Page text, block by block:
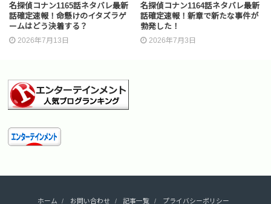
名探偵コナン1165話ネタバレ最新
話確定速報！命懸けのイタズラゲ
ームはどう決着する？
2026年7月13日
名探偵コナン1164話ネタバレ最新
話確定速報！新章で新たな事件が
勃発した！
2026年7月3日
ホーム お問い合わせ 記事一覧 プライバシーポリシー